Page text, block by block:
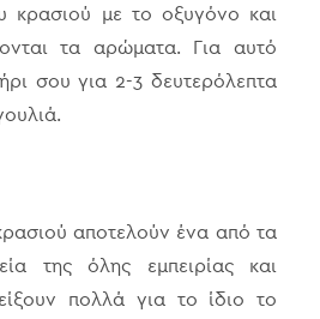
κρασιού με το οξυγόνο και
τα αρώματα. Για αυτό
σου για 2-3 δευτερόλεπτα
αποτελούν ένα από τα
της όλης εμπειρίας και
πολλά για το ίδιο το